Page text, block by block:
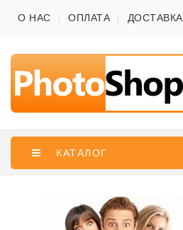
О НАС ОПЛАТА ДОСТАВКА
КАТАЛОГ